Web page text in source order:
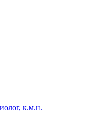
к.м.н.